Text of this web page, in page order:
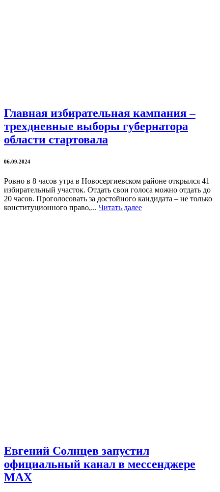
Главная избирательная кампания –
трехдневные выборы губернатора
области стартовала
06.09.2024
Ровно в 8 часов утра в Новосергиевском районе открылся 41
избирательный участок. Отдать свои голоса можно отдать до
20 часов. Проголосовать за достойного кандидата – не только
конституционного право,... Читать далее
Евгений Солнцев запустил
официальный канал в мессенджере
MAX